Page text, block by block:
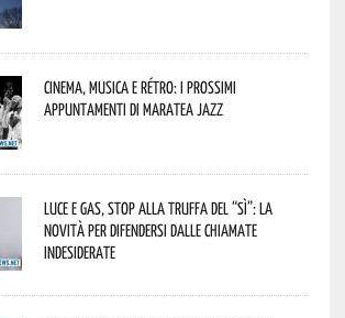
Cinema, musica e rétro: i prossimi
appuntamenti di Maratea Jazz
Luce e gas, stop alla truffa del “Sì”: la
novità per difendersi dalle chiamate
indesiderate